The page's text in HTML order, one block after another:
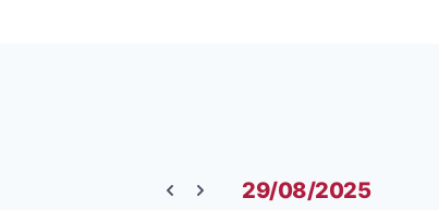
Previous month
Next month
29/08/2025